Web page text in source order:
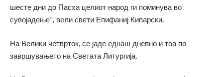
шесте дни до Пасха целиот народ ги поминува во
сувојадење“, вели свети Епифаниј Кипарски.
На Велики четврток, се јаде еднаш дневно и тоа по
завршувањето на Светата Литургија.